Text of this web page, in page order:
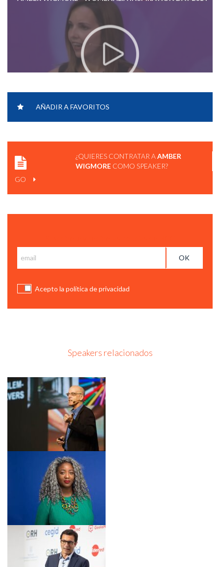
AÑADIR A FAVORITOS
¿QUIERES CONTRATAR AAMBER
WIGMORE COMO SPEAKER?
GO
Acepto la política de privacidad
Speakers relacionados